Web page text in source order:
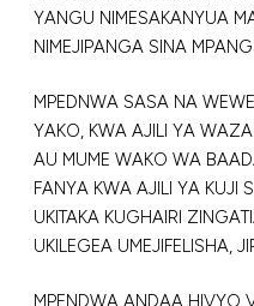
YANGU NIMESAKANYUA
NIMEJIPANGA SINA
MPEDNWA SASA NA
YAKO, KWA AJILI YA
AU MUME WAKO WA
FANYA KWA AJILI YA KUJI
UKITAKA KUGHAIRI
UKILEGEA UMEJIFELISHA,
MPENDWA ANDAA HIVYO